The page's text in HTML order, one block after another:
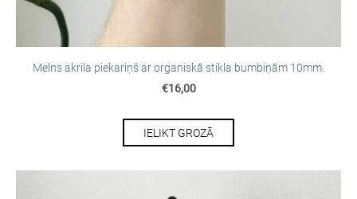
Melns akrila piekariņš ar organiskā stikla bumbiņām 10mm.
€16,00
IELIKT GROZĀ